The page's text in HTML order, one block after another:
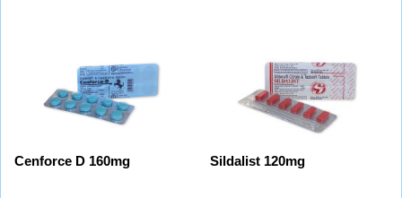
Cenforce D 160mg Sildalist 120mg